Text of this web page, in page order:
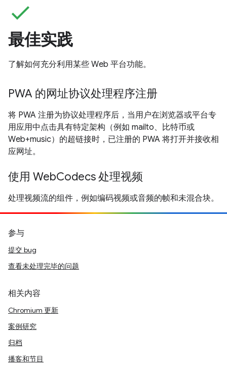
check
最佳实践
了解如何充分利用某些 Web 平台功能。
PWA 的网址协议处理程序注册
将 PWA 注册为协议处理程序后，当用户在浏览器或平台专
用应用中点击具有特定架构（例如 mailto、比特币或
Web+music）的超链接时，已注册的 PWA 将打开并接收相
应网址。
使用 WebCodecs 处理视频
处理视频流的组件，例如编码视频或音频的帧和未混合块。
参与
提交 bug
查看未处理完毕的问题
相关内容
Chromium 更新
案例研究
归档
播客和节目